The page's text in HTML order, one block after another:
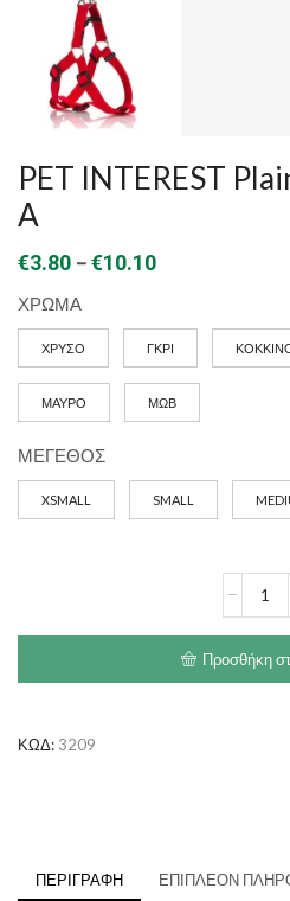
PET INTEREST
A
€3.80 –€10.10Price
€3.80
through
€10.10
ΧΡΩΜΑ
ΧΡΥΣΟ ΓΚΡΙ
ΜΑΥΡΟ ΜΩΒ
ΜΕΓΕΘΟΣ
XSMALL SMALL
INTEREST
Type
A
Προσθήκη
ΚΩΔ: 3209
ΠΕΡΙΓΡΑΦΉ ΕΠΙΠΛΈΟΝ